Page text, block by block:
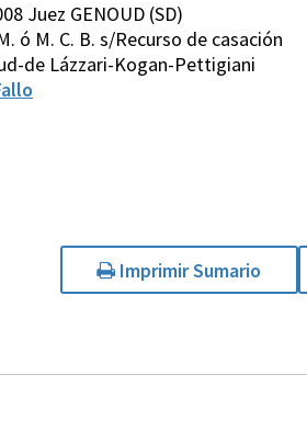
Juez GENOUD (SD)
ó M. C. B. s/Recurso de casación
de Lázzari-Kogan-Pettigiani
Imprimir Sumario